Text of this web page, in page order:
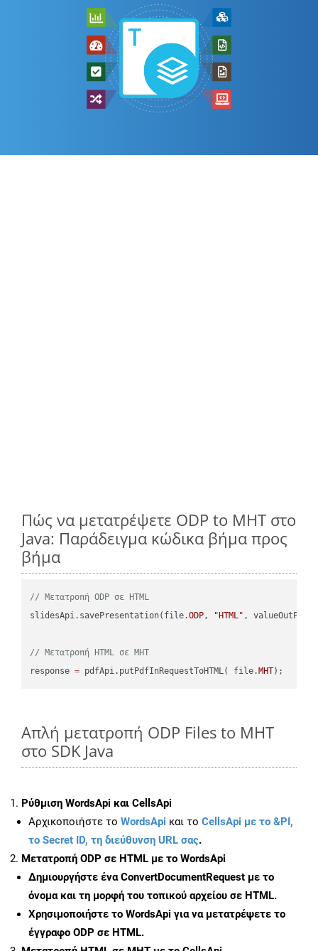
Πώς να μετατρέψετε ODP to MHT στο
Java: Παράδειγμα κώδικα βήμα προς
βήμα
// Μετατροπή ODP σε HTML
slidesApi.savePresentation(file.ODP, "HTML" ,
// Μετατροπή HTML σε MHT
response = pdfApi.putPdfInRequestToHTML( file. MHT
Απλή μετατροπή ODP Files to MHT
στο SDK Java
Ρύθμιση WordsApi και CellsApi
Αρχικοποιήστε το WordsApi και το CellsApi με το &PI,
το Secret ID, τη διεύθυνση URL σας.
Μετατροπή ODP σε HTML με το WordsApi
Δημιουργήστε έναConvertDocumentRequest με το
όνομα και τη μορφή του τοπικού αρχείου σε HTML.
Χρησιμοποιήστε το WordsApi για να μετατρέψετε το
έγγραφο ODP σε HTML.